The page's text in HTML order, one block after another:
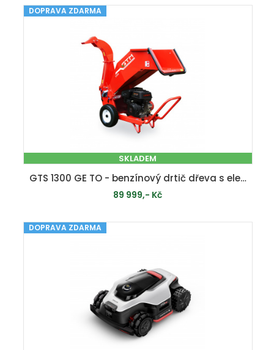
MOMENTÁLNĚ VYPRODÁNO
DOPRAVA ZDARMA
SKLADEM
GTS 1300 GE TO - benzínový drtič dřeva s elektrostartem a otočným komínem
89 999,- Kč
DOPRAVA ZDARMA